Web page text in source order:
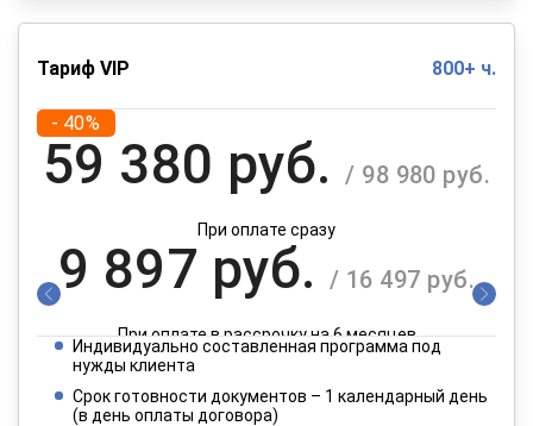
Тариф VIP 800+ ч.
- 40%
59 380 руб. / 98 980 руб.
При оплате сразу
9 897 руб. / 16 497 руб.
При оплате в рассрочку на 6 месяцев
4 949 руб. / 8 249 руб.
Индивидуально составленная программа под
нужды клиента
Срок готовности документов – 1 календарный день
(в день оплаты договора)